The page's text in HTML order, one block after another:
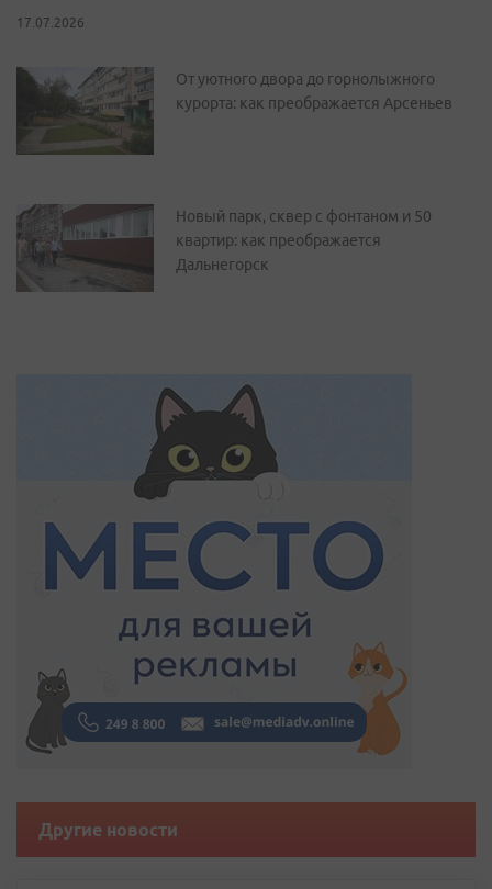
17.07.2026
От уютного двора до горнолыжного
курорта: как преображается Арсеньев
Новый парк, сквер с фонтаном и 50
квартир: как преображается
Дальнегорск
Другие новости